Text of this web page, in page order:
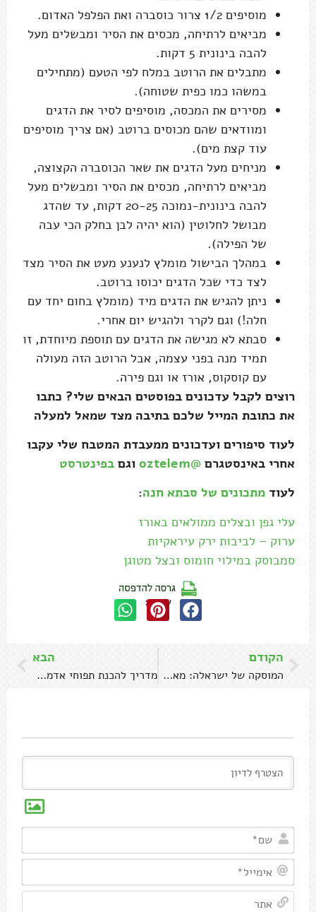
מוסיפים 1/2 צרור כוסברה ואת הפלפל האדום.
מביאים לרתיחה, מכסים את הסיר ומבשלים מעל
להבה בינונית 5 דקות.
מתבלים את הרוטב במלח לפי הטעם (מתחילים
במשהו כמו כפית שטוחה).
מסירים את המכסה, מוסיפים לסיר את הדגים
ומוודאים שהם מכוסים ברוטב (אם צריך מוסיפים
עוד קצת מים).
מניחים מעל הדגים את שאר הכוסברה הקצוצה,
מביאים לרתיחה, מכסים את הסיר ומבשלים מעל
להבה בינונית-נמוכה 20-25 דקות, עד שהדג
מבושל לחלוטין (הוא יהיה לבן בחלק הכי עבה
של הפילה).
במהלך הבישול מומלץ לנענע מעט את הסיר מצד
לצד כדי שכל הדגים יכוסו ברוטב.
ניתן להגיש את הדגים מיד (מומלץ בחום יחד עם
חלה!) וגם לקרר ולהגיש יום אחרי.
סבתא לא מגישה את הדגים עם תוספת מיוחדת, זו
תמיד מנה בפני עצמה, אבל הרוטב הזה מעולה
עם קוסקוס, אורז או וגם פירה.
רוצים לקבל עדכונים בפוסטים הבאים שלי? כתבו
את כתובת המייל שלכם בתיבה מצד שמאל למעלה
לעוד סיפורים ועדכונים ממעבדת המטבח שלי עקבו
אחרי באינסטגרם @oztelem וגם בפינטרסט
לעוד מתכונים של סבתא חנה:
עלי גפן ובצלים ממולאים באורז
ערוק – לביבות ירק עיראקיות
סמבוסק במילוי חומוס ובצל מטוגן
שתפו:
הקודם
המוסקה של ישראלה: מאפה חצילים וגבינות
הבא
מדריך להכנת תפוחי אדמה בתנור פריכים וזהובים
שם*